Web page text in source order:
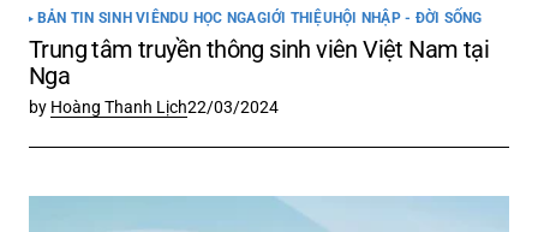
BẢN TIN SINH VIÊN DU HỌC NGAGIỚI THIỆUHỘI NHẬP - ĐỜI SỐNG
Trung tâm truyền thông sinh viên Việt Nam tại
Nga
by Hoàng Thanh Lịch22/03/2024